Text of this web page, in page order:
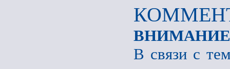
В связи с